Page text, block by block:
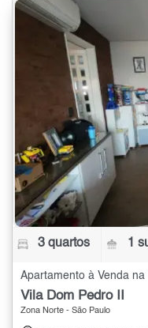
3 quartos 1
Vila Dom Pedro II
Zona Norte - São Paulo